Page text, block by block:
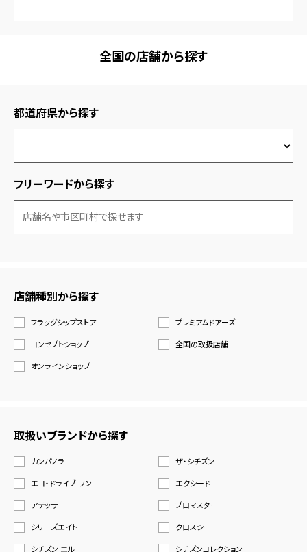
全国の店舗から探す
都道府県から探す
フリーワードから探す
店舗種別から探す
フラッグシップストア
プレミアムドアーズ
コンセプトショップ
全国の取扱店舗
オンラインショップ
取扱いブランドから探す
カンパノラ
ザ・シチズン
エコ・ドライブ ワン
エクシード
アテッサ
プロマスター
シリーズエイト
クロスシー
シチズン エル
シチズンコレクション